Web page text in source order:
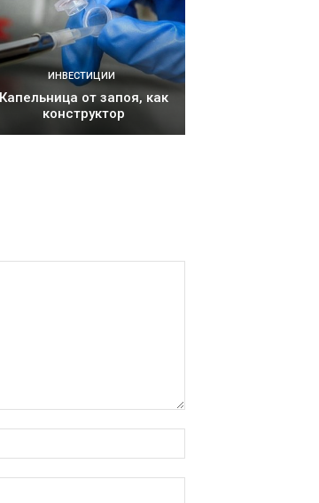
ИНВЕСТИЦИИ
Капельница от запоя, как
конструктор